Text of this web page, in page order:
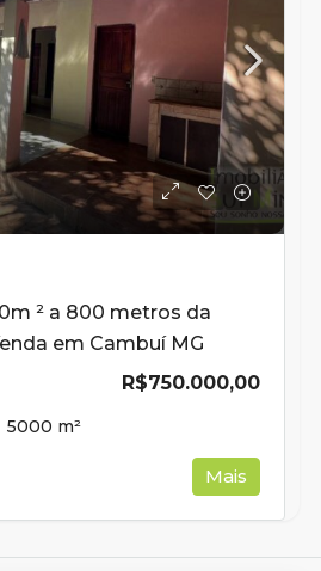
² a 800 metros da
em Cambuí MG
R$750.000,00
5000 m²
Mais